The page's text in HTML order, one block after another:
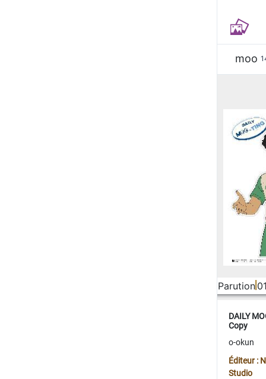
moo
Parution
DAILY
Copy
o-okun
Éditeur :
Studio